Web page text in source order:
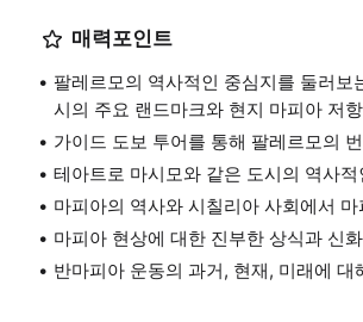
매력포인트
팔레르모의 역사적인 중심지를 둘러
시의 주요 랜드마크와 현지 마피아 저
가이드 도보 투어를 통해 팔레르모의
테아트로 마시모와 같은 도시의 역사
마피아의 역사와 시칠리아 사회에서
마피아 현상에 대한 진부한 상식과 신
반마피아 운동의 과거, 현재, 미래에 대